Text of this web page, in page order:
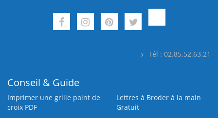
Tél : 02.85.52.63.21
Conseil & Guide
Imprimer une grille point de
croix PDF
Lettres à Broder à la main
Gratuit